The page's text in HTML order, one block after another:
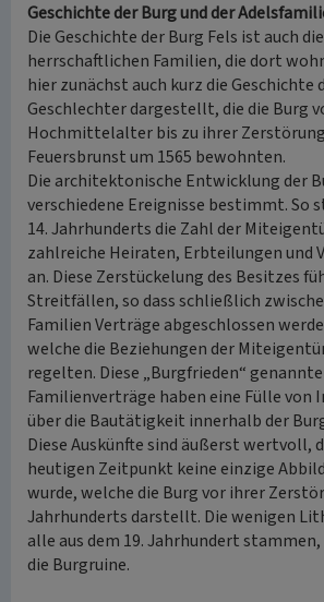
Geschichte der Burg und der
Die Geschichte der Burg Fels ist auch
herrschaftlichen Familien, die dort
hier zunächst auch kurz die
Geschlechter dargestellt, die die Burg
Hochmittelalter bis zu ihrer
Feuersbrunst um 1565 bewohnten.
Die architektonische Entwicklung der
verschiedene Ereignisse bestimmt. So
14. Jahrhunderts die Zahl der
zahlreiche Heiraten, Erbteilungen und
an. Diese Zerstückelung des Besitzes
Streitfällen, so dass schließlich
Familien Verträge abgeschlossen
welche die Beziehungen der
regelten. Diese „Burgfrieden“
Familienverträge haben eine Fülle von
über die Bautätigkeit innerhalb der
Diese Auskünfte sind äußerst wertvoll,
heutigen Zeitpunkt keine einzige
wurde, welche die Burg vor ihrer
Jahrhunderts darstellt. Die wenigen
alle aus dem 19. Jahrhundert
die Burgruine.